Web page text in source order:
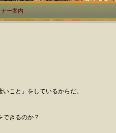
ー案内
こと」をしているからだ。
できるのか？